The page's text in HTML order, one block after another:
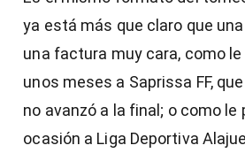
ya está más que claro que
una factura muy cara, como
unos meses a Saprissa FF,
no avanzó a la final; o como le
ocasión a Liga Deportiva